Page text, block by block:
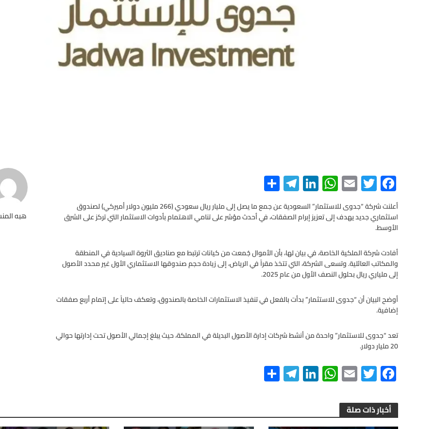
هبه
F
ac
e
b
o
o
k
T
wi
tt
er
E
m
ail
W
h
at
s
A
p
p
Li
n
ke
dI
n
Te
le
gr
m
S
h
ar
e
أعلنت شركة “جدوى للاستثمار” السعودية عن جمع ما يصل إلى مليار ريال سعودي (266 مليون دولار أميركي) لصندوق
استثماري جديد يهدف إلى تعزيز إبرام الصفقات، في أحدث مؤشر على تنامي الاهتمام بأدوات الاستثمار التي تركز على الشرق
الأوسط.
أفادت شركة الملكية الخاصة، في بيان لها، بأن الأموال جُمعت من كيانات ترتبط مع صناديق الثروة السيادية في المنطقة
والمكاتب العائلية. وتسعى الشركة، التي تتخذ مقراً في الرياض، إلى زيادة حجم صندوقها الاستثماري الأول غير محدد الأصول
إلى ملياري ريال بحلول النصف الأول من عام 2025.
أوضح البيان أن “جدوى للاستثمار” بدأت بالفعل في تنفيذ الاستثمارات الخاصة بالصندوق، وتعكف حالياً على إتمام أربع صفقات
إضافية.
تعد “جدوى للاستثمار” واحدة من أنشط شركات إدارة الأصول البديلة في المملكة، حيث يبلغ إجمالي الأصول تحت إدارتها حوالي
20 مليار دولار.
F
ac
e
b
T
wi
tt
er
E
m
ail
W
h
s
Li
n
dI
Te
le
a
S
h
e أخبار ذات صلة